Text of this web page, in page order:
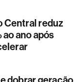
Central reduz
ao ano após